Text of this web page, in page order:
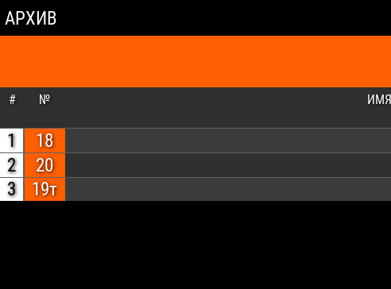
АРХИВ
# № ИМЯ
1 18
2
20
3
19т